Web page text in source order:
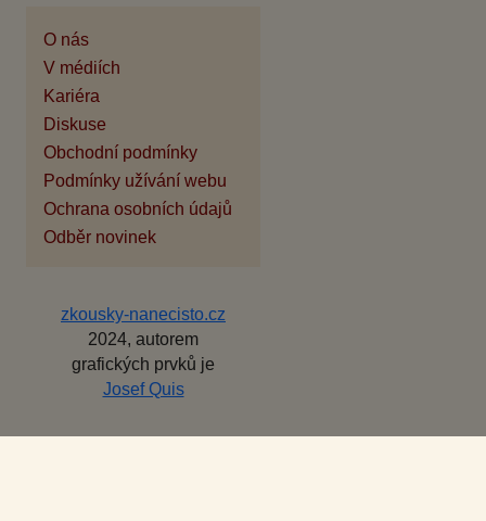
O nás
V médiích
Kariéra
Diskuse
Obchodní podmínky
Podmínky užívání webu
Ochrana osobních údajů
Odběr novinek
zkousky-nanecisto.cz
2024, autorem
grafických prvků je
Josef Quis